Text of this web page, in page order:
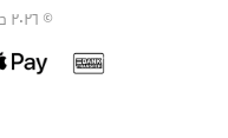
© ٢٠٢٦ حقوق الطبع والنشر